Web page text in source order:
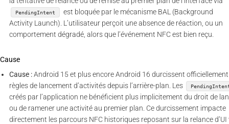
PendingIntent
est bloquée par le mécanisme BAL (Background
Activity Launch). L’utilisateur perçoit une absence de réaction, ou un
comportement dégradé, alors que l’événement NFC est bien reçu.
Cause
Cause :Android 15 et plus encore Android 16 durcissent
règles de lancement d’activités depuis l’arrière-plan. Les
créés par l’application ne bénéficient plus implicitement du droit de
ou de ramener une activité au premier plan. Ce durcissement impacte
directement les parcours NFC historiques reposant sur la relance d’UI